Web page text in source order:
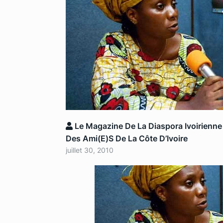
Le Magazine De La Diaspora
Des Ami(e)s De La Côte D’Ivoire
juillet 30, 2010